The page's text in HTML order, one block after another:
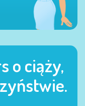
o ciąży,